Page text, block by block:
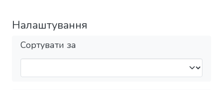
Налаштування
Сортувати за